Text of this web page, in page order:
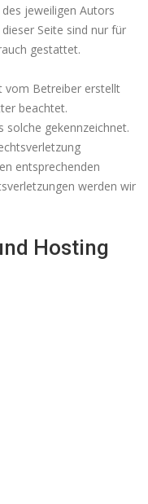
jeweiligen Autors
Seite sind nur für
gestattet.
vom Betreiber erstellt
beachtet.
solche gekennzeichnet.
entsprechenden
werden wir
Hosting